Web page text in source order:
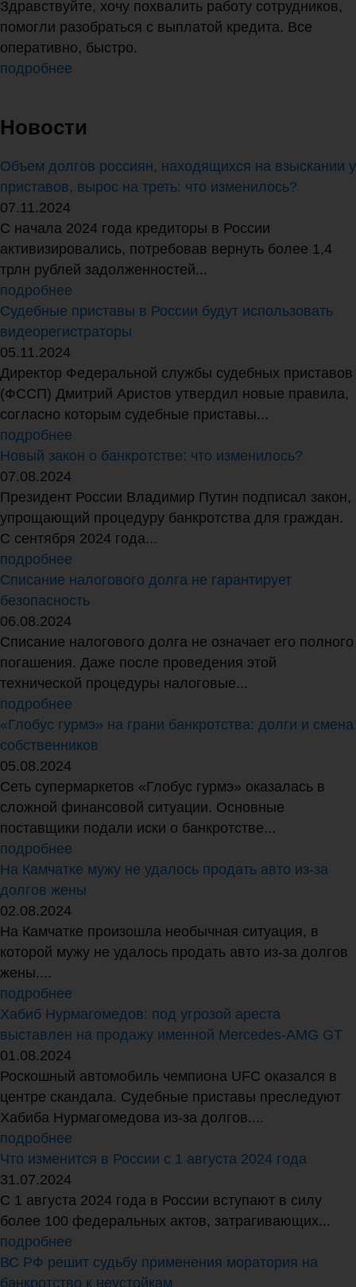
Здравствуйте, хочу похвалить работу сотрудников,
помогли разобраться с выплатой кредита. Все
оперативно, быстро.
подробнее
Новости
Объем долгов россиян, находящихся на взыскании у
приставов, вырос на треть: что изменилось?
07.11.2024
С начала 2024 года кредиторы в России
активизировались, потребовав вернуть более 1,4
трлн рублей задолженностей...
подробнее
Судебные приставы в России будут использовать
видеорегистраторы
05.11.2024
Директор Федеральной службы судебных приставов
(ФССП) Дмитрий Аристов утвердил новые правила,
согласно которым судебные приставы...
подробнее
Новый закон о банкротстве: что изменилось?
07.08.2024
Президент России Владимир Путин подписал закон,
упрощающий процедуру банкротства для граждан.
С сентября 2024 года...
подробнее
Списание налогового долга не гарантирует
безопасность
06.08.2024
Списание налогового долга не означает его полного
погашения. Даже после проведения этой
технической процедуры налоговые...
подробнее
«Глобус гурмэ» на грани банкротства: долги и смена
собственников
05.08.2024
Сеть супермаркетов «Глобус гурмэ» оказалась в
сложной финансовой ситуации. Основные
поставщики подали иски о банкротстве...
подробнее
На Камчатке мужу не удалось продать авто из-за
долгов жены
02.08.2024
На Камчатке произошла необычная ситуация, в
которой мужу не удалось продать авто из-за долгов
жены....
подробнее
Хабиб Нурмагомедов: под угрозой ареста
выставлен на продажу именной Mercedes-AMG GT
01.08.2024
Роскошный автомобиль чемпиона UFC оказался в
центре скандала. Судебные приставы преследуют
Хабиба Нурмагомедова из-за долгов....
подробнее
Что изменится в России с 1 августа 2024 года
31.07.2024
С 1 августа 2024 года в России вступают в силу
более 100 федеральных актов, затрагивающих...
подробнее
ВС РФ решит судьбу применения моратория на
банкротство к неустойкам